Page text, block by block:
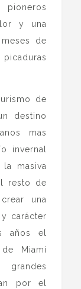
y una
de
de
destino
mas
invernal
masiva
resto de
una
carácter
años el
Miami
por el